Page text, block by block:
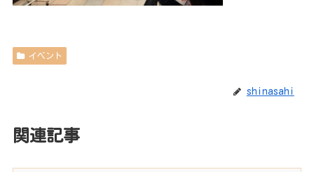
イベント
shinasahi
関連記事